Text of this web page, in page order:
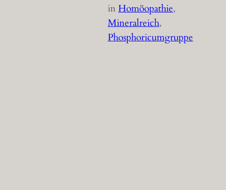
inHomöopathie
Mineralreich
Phosphoricumgruppe